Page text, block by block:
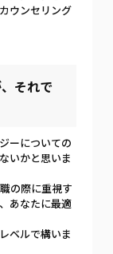
ウンセリング
それで
ーについての
いかと思いま
の際に重視す
あなたに最適
ベルで構いま